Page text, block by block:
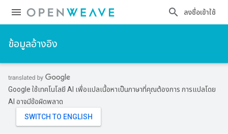
ลงชื่อเข้าใช้
ข้อมูลอ้างอิง
Google ใช้เทคโนโลยี AI เพื่อแปลเนื้อหาเป็นภาษาที่คุณต้องการ การแปลโดย
AI อาจมีข้อผิดพลาด